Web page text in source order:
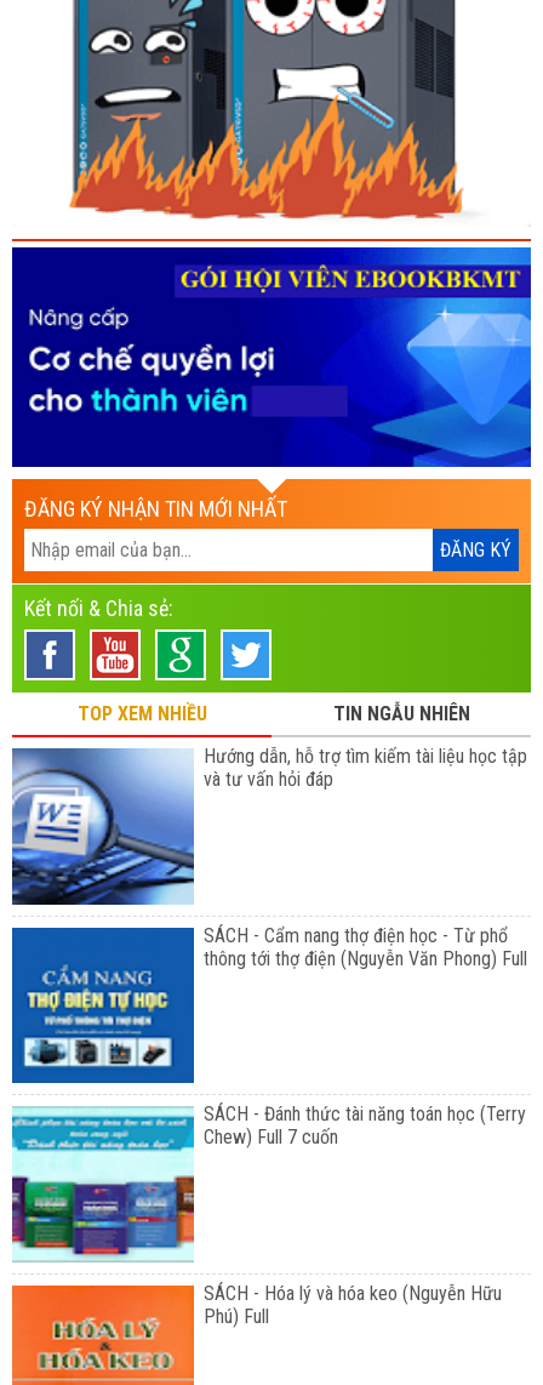
ĐĂNG KÝ NHẬN TIN MỚI NHẤT
Kết nối & Chia sẻ:
TOP XEM NHIỀU
TIN NGẪU NHIÊN
Hướng dẫn, hỗ trợ tìm kiếm tài liệu học tập
và tư vấn hỏi đáp
SÁCH - Cẩm nang thợ điện học - Từ phổ
thông tới thợ điện (Nguyễn Văn Phong) Full
SÁCH - Đánh thức tài năng toán học (Terry
Chew) Full 7 cuốn
SÁCH - Hóa lý và hóa keo (Nguyễn Hữu
Phú) Full